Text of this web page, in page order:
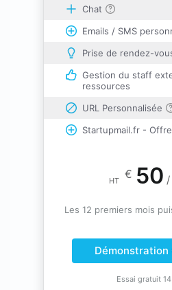
Chat
Emails / SMS
Prise de rendez-
Gestion du staff
ressources
URL Personnalisée
Startupmail.fr -
HT € 50 /
Les 12 premiers mois
Démonstration
Essai gratuit